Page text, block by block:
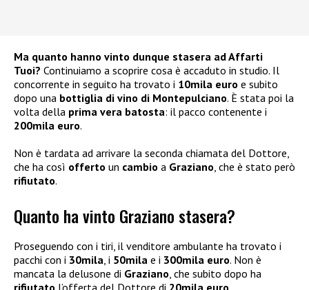
Ma quanto hanno vinto dunque stasera ad Affarti
Tuoi? Continuiamo a scoprire cosa è accaduto in studio. Il
concorrente in seguito ha trovato i 10mila euro e subito
dopo una bottiglia di vino di Montepulciano. È stata poi la
volta della prima vera batosta: il pacco contenente i
200mila euro.
Non è tardata ad arrivare la seconda chiamata del Dottore,
che ha così offerto un cambio a Graziano, che è stato però
rifiutato.
Quanto ha vinto Graziano stasera?
Proseguendo con i tiri, il venditore ambulante ha trovato i
pacchi con i 30mila , i 50mila e i 300mila euro. Non è
mancata la delusone di Graziano , che subito dopo ha
rifiutato l’offerta del Dottore di 20mila euro.